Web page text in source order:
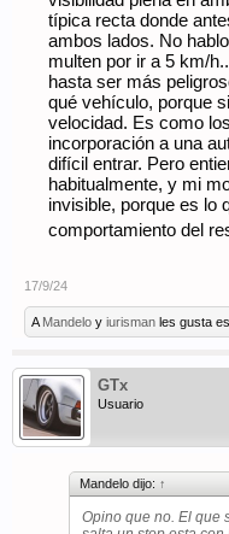
típica recta donde
ambos lados. No
multen por ir a 5 km/
hasta ser más
qué vehículo, porque
velocidad. Es como
incorporación a una
difícil entrar. Pero
habitualmente, y mi
invisible, porque es lo
comportamiento del
17/9/24
A Mandelo y iurisman les gusta
GTx
Usuario
Mandelo dijo: ↑
Opino que no. El que